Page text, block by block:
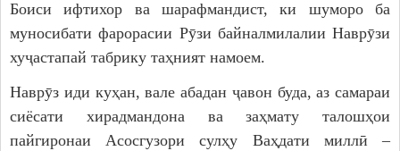
МАҚОМОТИ НАМОЯНДАГӢ
Маҷлиси вакилони халқ
САНАДҲОИ МЕЪЁРӢ-ҲУҚУҚӢ
Боиси ифтихор ва шарафмандист, ки шуморо ба
муносибати фарорасии Рӯзи байналмилалии Наврӯзи
хуҷастапай табрику таҳният намоем.
Наврӯз иди куҳан, вале абадан ҷавон буда, аз самараи
сиёсати хирадмандона ва заҳмату талошҳои
пайгиронаи Асосгузори сулҳу Ваҳдати миллӣ –